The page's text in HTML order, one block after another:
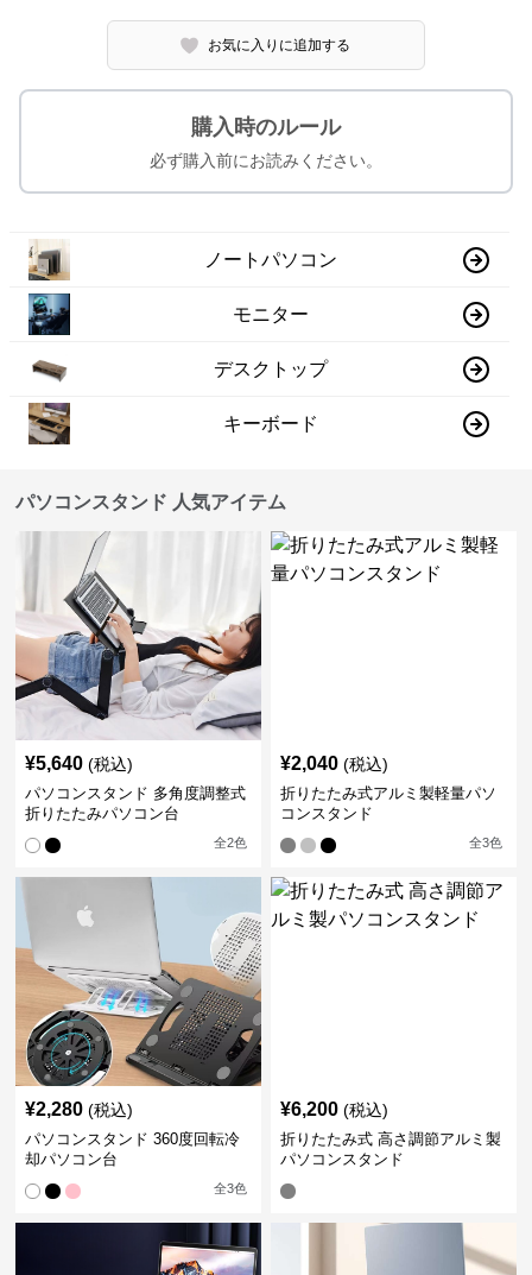
お気に入りに追加する
購入時のルール
必ず購入前にお読みください。
ノートパソコン
モニター
デスクトップ
キーボード
パソコンスタンド 人気アイテム
¥5,640 (税込)
パソコンスタンド 多角度調整式
折りたたみパソコン台
全2色
¥2,040 (税込)
折りたたみ式アルミ製軽量パソ
コンスタンド
全3色
¥2,280 (税込)
パソコンスタンド 360度回転冷
却パソコン台
全3色
¥6,200 (税込)
折りたたみ式 高さ調節アルミ製
パソコンスタンド